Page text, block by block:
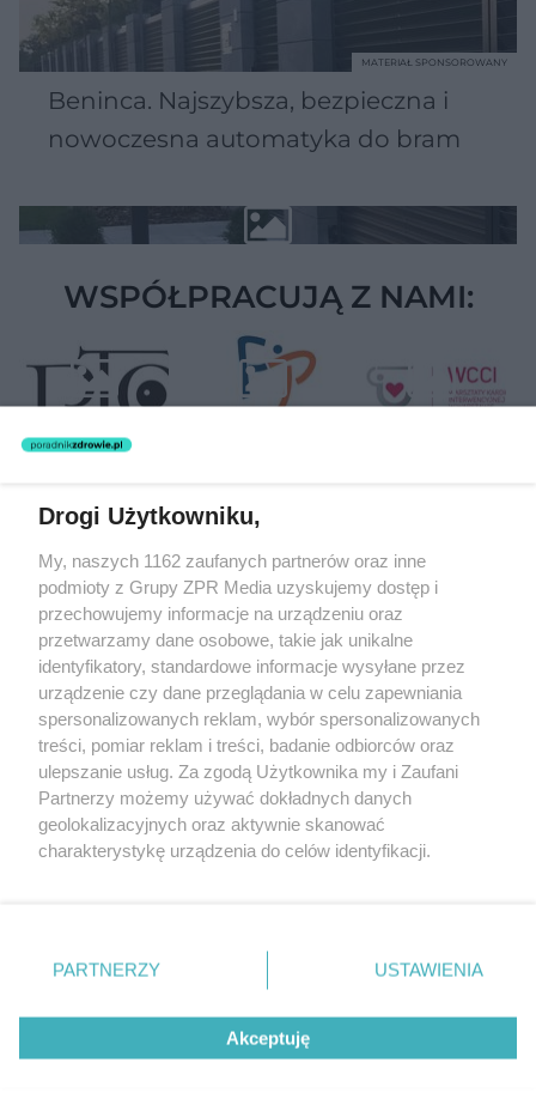
Beninca. Najszybsza, bezpieczna i
nowoczesna automatyka do bram
MATERIAŁ SPONSOROWANY
WSPÓŁPRACUJĄ Z NAMI:
Żaden utwór zamieszczony w serwisie nie może być powielany i
rozpowszechniany lub dalej rozpowszechniany w jakikolwiek sposób
(w tym także elektroniczny lub mechaniczny) na jakimkolwiek polu
eksploatacji w jakiejkolwiek formie, włącznie z umieszczaniem w
Internecie bez pisemnej zgody właściciela praw. Jakiekolwiek użycie
lub wykorzystanie utworów w całości lub w części z naruszeniem
prawa, tzn. bez właściwej zgody, jest zabronione pod groźbą kary i
może być ścigane prawnie.
O nas
Nasze serwisy
Drogi Użytkowniku,
My, naszych 1162 zaufanych partnerów oraz inne
podmioty z Grupy ZPR Media uzyskujemy dostęp i
przechowujemy informacje na urządzeniu oraz
przetwarzamy dane osobowe, takie jak unikalne
identyfikatory, standardowe informacje wysyłane przez
urządzenie czy dane przeglądania w celu zapewniania
spersonalizowanych reklam, wybór spersonalizowanych
treści, pomiar reklam i treści, badanie odbiorców oraz
ulepszanie usług. Za zgodą Użytkownika my i Zaufani
Partnerzy możemy używać dokładnych danych
geolokalizacyjnych oraz aktywnie skanować
charakterystykę urządzenia do celów identyfikacji.
zmienić/wycofać klikając przycisk ustawień prywatności
znajdujący się w lewym dolnym rogu strony
rodzaje przetwarzania danych nie wymagają zgody
użytkownika, ale masz prawo sprzeciwić się takiemu
przetwarzaniu. Preferencje będą miały zastosowanie tylko
PARTNERZY USTAWIENIA
Akceptuję